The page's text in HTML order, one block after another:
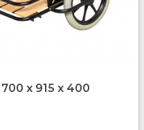
x 915 x 400